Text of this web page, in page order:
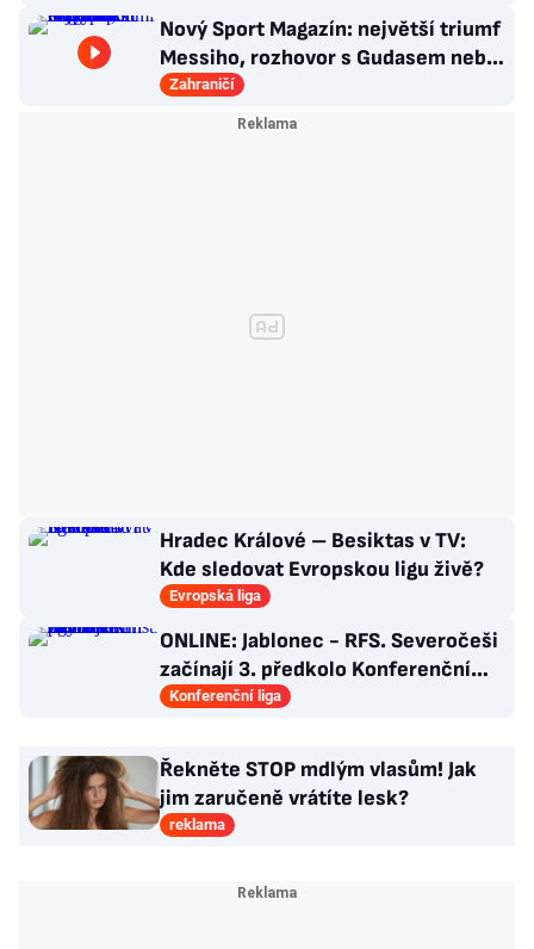
Nový Sport Magazín: největší triumf
Messiho, rozhovor s Gudasem nebo
plakát Pogačara
Zahraničí
Hradec Králové – Besiktas v TV:
Kde sledovat Evropskou ligu živě?
Evropská liga
ONLINE: Jablonec - RFS. Severočeši
začínají 3. předkolo Konferenční
ligy na domácím hřišti
Konferenční liga
Řekněte STOP mdlým vlasům! Jak
jim zaručeně vrátíte lesk?
reklama